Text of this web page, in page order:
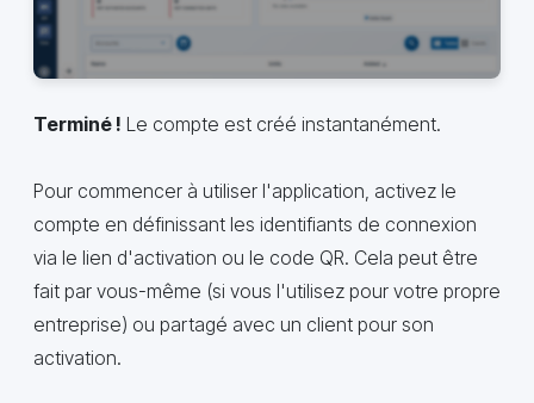
Terminé ! Le compte est créé instantanément.
Pour commencer à utiliser l'application, activez le
compte en définissant les identifiants de connexion
via le lien d'activation ou le code QR. Cela peut être
fait par vous-même (si vous l'utilisez pour votre propre
entreprise) ou partagé avec un client pour son
activation.